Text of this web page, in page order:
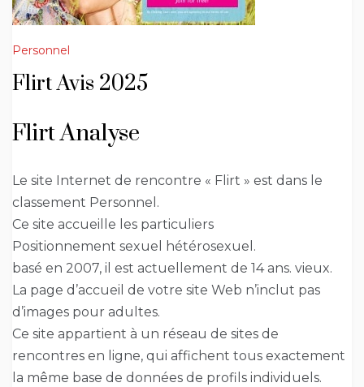
Personnel
Flirt Avis 2025
Flirt Analyse
Le site Internet de rencontre « Flirt » est dans le
classement Personnel.
Ce site accueille les particuliers
Positionnement sexuel hétérosexuel.
basé en 2007, il est actuellement de 14 ans. vieux.
La page d’accueil de votre site Web n’inclut pas
d’images pour adultes.
Ce site appartient à un réseau de sites de
rencontres en ligne, qui affichent tous exactement
la même base de données de profils individuels.